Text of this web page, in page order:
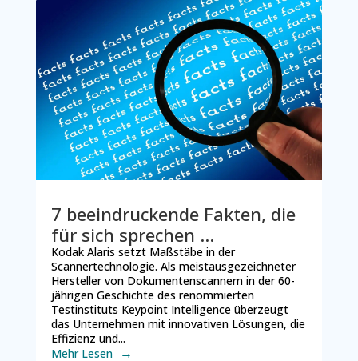
7 beeindruckende Fakten, die
für sich sprechen …
Kodak Alaris setzt Maßstäbe in der
Scannertechnologie. Als meistausgezeichneter
Hersteller von Dokumentenscannern in der 60-
jährigen Geschichte des renommierten
Testinstituts Keypoint Intelligence überzeugt
das Unternehmen mit innovativen Lösungen, die
Effizienz und...
Mehr Lesen